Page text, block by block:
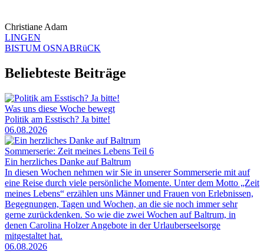
Christiane Adam
LINGEN
BISTUM OSNABRüCK
Beliebteste Beiträge
Was uns diese Woche bewegt
Politik am Esstisch? Ja bitte!
06.08.2026
Sommerserie: Zeit meines Lebens Teil 6
Ein herzliches Danke auf Baltrum
In diesen Wochen nehmen wir Sie in unserer Sommerserie mit auf
eine Reise durch viele persönliche Momente. Unter dem Motto „Zeit
meines Lebens“ erzählen uns Männer und Frauen von Erlebnissen,
Begegnungen, Tagen und Wochen, an die sie noch immer sehr
gerne zurückdenken. So wie die zwei Wochen auf Baltrum, in
denen Carolina Holzer Angebote in der Urlauberseelsorge
mitgestaltet hat.
06.08.2026